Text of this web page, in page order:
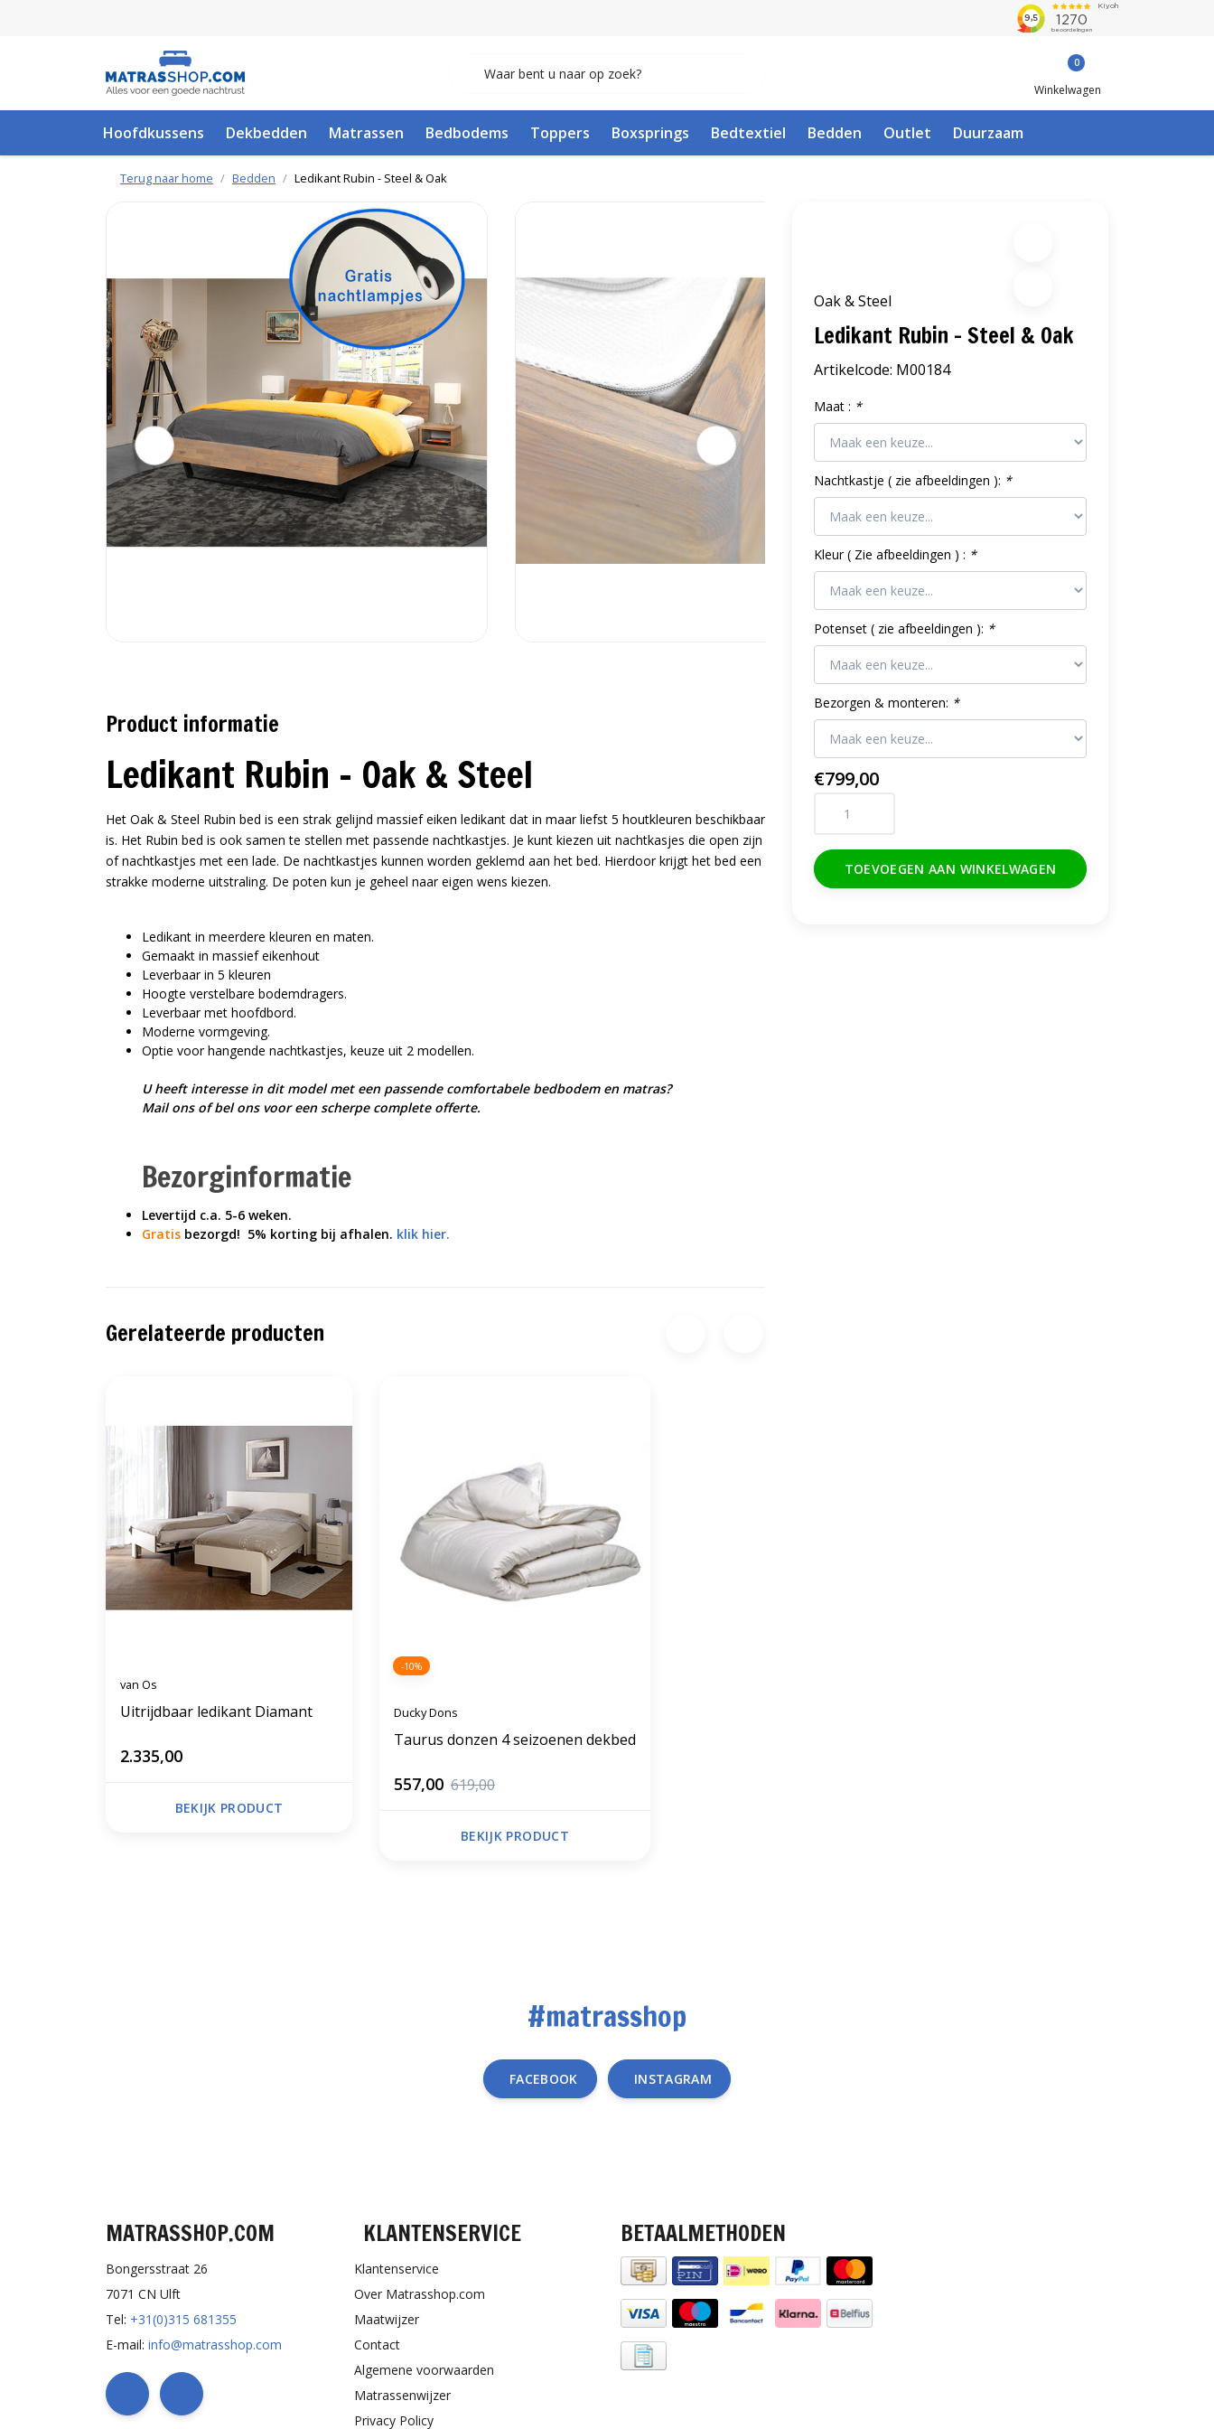
0
Winkelwagen
Hoofdkussens Dekbedden Matrassen Bedbodems Toppers Boxsprings Bedtextiel Bedden Outlet Duurzaam
Terug naar home Bedden Ledikant Rubin - Steel & Oak
Oak & Steel
Ledikant Rubin - Steel & Oak
Artikelcode: M00184
Maat : *
Nachtkastje ( zie afbeeldingen ): *
Kleur ( Zie afbeeldingen ) : *
Potenset ( zie afbeeldingen ): *
Bezorgen & monteren: *
€799,00
TOEVOEGEN AAN WINKELWAGEN
Product informatie
Ledikant Rubin - Oak & Steel
Het Oak & Steel Rubin bed is een strak gelijnd massief eiken ledikant dat in maar liefst 5 houtkleuren beschikbaar
is. Het Rubin bed is ook samen te stellen met passende nachtkastjes. Je kunt kiezen uit nachtkasjes die open zijn
of nachtkastjes met een lade. De nachtkastjes kunnen worden geklemd aan het bed. Hierdoor krijgt het bed een
strakke moderne uitstraling. De poten kun je geheel naar eigen wens kiezen.
Ledikant in meerdere kleuren en maten.
Gemaakt in massief eikenhout
Leverbaar in 5 kleuren
Hoogte verstelbare bodemdragers.
Leverbaar met hoofdbord.
Moderne vormgeving.
Optie voor hangende nachtkastjes, keuze uit 2 modellen.
U heeft interesse in dit model met een passende comfortabele bedbodem en matras?
Mail ons of bel ons voor een scherpe complete offerte.
Bezorginformatie
Levertijd c.a. 5-6 weken.
Gratis bezorgd! 5% korting bij afhalen. klik hier.
Gerelateerde producten
van Os
Uitrijdbaar ledikant Diamant
2.335,00
BEKIJK PRODUCT
-10%
Ducky Dons
Taurus donzen 4 seizoenen dekbed
557,00 619,00
BEKIJK PRODUCT
#matrasshop
FACEBOOK INSTAGRAM
MATRASSHOP.COM
Bongersstraat 26
7071 CN Ulft
Tel: +31(0)315 681355
E-mail: info@matrasshop.com
KLANTENSERVICE
Klantenservice
Over Matrasshop.com
Maatwijzer
Contact
Algemene voorwaarden
Matrassenwijzer
Privacy Policy
BETAALMETHODEN